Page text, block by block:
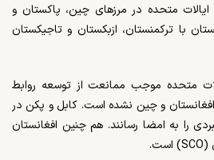
نظامی ایالات متحده در مرزهای چین، پاکستان و
با ترکمنستان، ازبکستان و تاجیکستان
متحده موجب ممانعت از توسعه روابط
و چین نشده است. کابل و پکن در
راهبردی را به امضا رسانند. هم چنین افغانستان
(
SCO) است.